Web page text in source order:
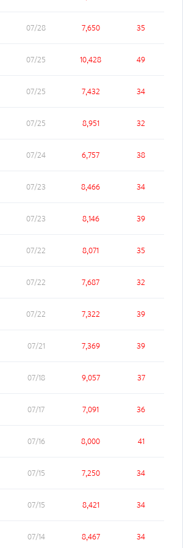
07/28 7,650 35
07/25 10,428 49
07/25 7,432 34
07/25 8,951 32
07/24 6,757 38
07/23 8,466 34
07/23 8,146 39
07/22 8,071 35
07/22 7,687 32
07/22 7,322 39
07/21 7,369 39
07/18 9,057 37
07/17 7,091 36
07/16 8,000 41
07/15 7,250 34
07/15 8,421 34
07/14 8,467 34